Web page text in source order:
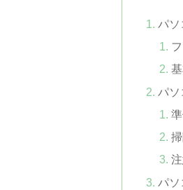
パソ
パ
パソ